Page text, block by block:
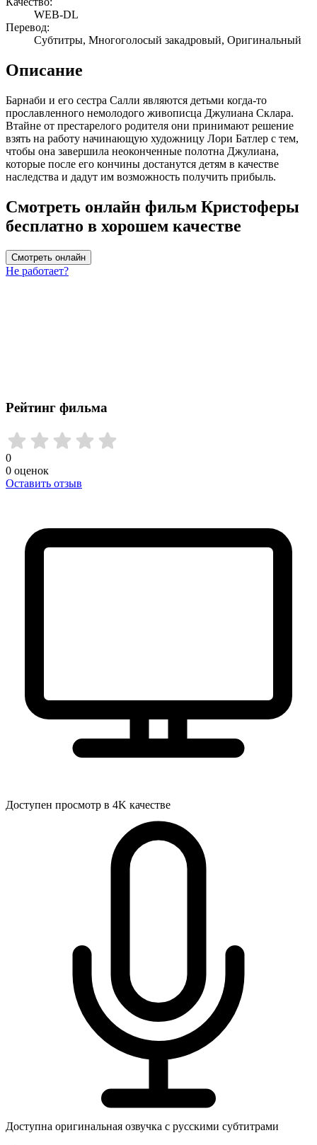
WEB-DL
Перевод:
Субтитры, Многоголосый закадровый, Оригинальный
Описание
Барнаби и его сестра Салли являются детьми когда-то
прославленного немолодого живописца Джулиана Склара.
Втайне от престарелого родителя они принимают решение
взять на работу начинающую художницу Лори Батлер с тем,
чтобы она завершила неоконченные полотна Джулиана,
которые после его кончины достанутся детям в качестве
наследства и дадут им возможность получить прибыль.
Смотреть онлайн фильм Кристоферы
бесплатно в хорошем качестве
Смотреть онлайн
Не работает?
Рейтинг фильма
0
0 оценок
Оставить отзыв
Доступен просмотр в 4K качестве
Доступна оригинальная озвучка с русскими субтитрами